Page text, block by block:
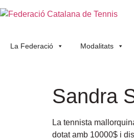
La Federació Modalitats
Sandra
La tennista
dotat amb 10000$ i